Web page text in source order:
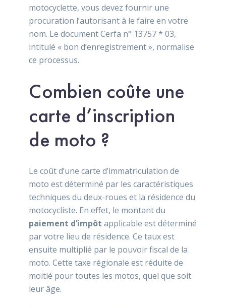
motocyclette, vous devez fournir une
procuration l’autorisant à le faire en votre
nom. Le document Cerfa n° 13757 * 03,
intitulé « bon d’enregistrement », normalise
ce processus.
Combien coûte une
carte d’inscription
de moto ?
Le coût d’une carte d’immatriculation de
moto est déterminé par les caractéristiques
techniques du deux-roues et la résidence du
motocycliste. En effet, le montant du
paiement d’impôt applicable est déterminé
par votre lieu de résidence. Ce taux est
ensuite multiplié par le pouvoir fiscal de la
moto. Cette taxe régionale est réduite de
moitié pour toutes les motos, quel que soit
leur âge.